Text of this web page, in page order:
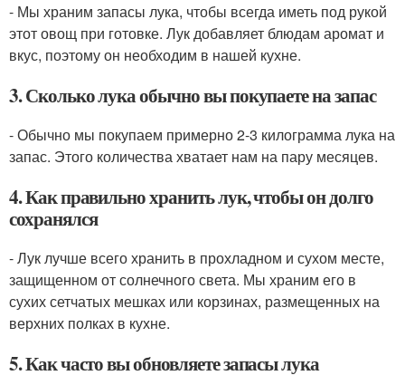
- Мы храним запасы лука, чтобы всегда иметь под рукой
этот овощ при готовке. Лук добавляет блюдам аромат и
вкус, поэтому он необходим в нашей кухне.
3. Сколько лука обычно вы покупаете на запас
- Обычно мы покупаем примерно 2-3 килограмма лука на
запас. Этого количества хватает нам на пару месяцев.
4. Как правильно хранить лук, чтобы он долго
сохранялся
- Лук лучше всего хранить в прохладном и сухом месте,
защищенном от солнечного света. Мы храним его в
сухих сетчатых мешках или корзинах, размещенных на
верхних полках в кухне.
5. Как часто вы обновляете запасы лука